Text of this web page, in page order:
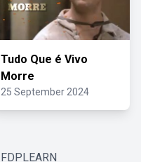
Tudo Que é Vivo
Morre
25 September 2024
FDPLEARN